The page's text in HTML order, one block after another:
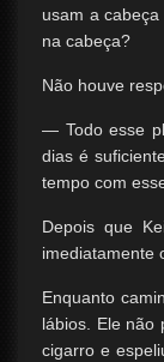
usam a
na cabeça?
Não houve
— Todo esse
dias é
tempo com
Depois que
imediatamente
Enquanto
lábios. Ele não
cigarro e